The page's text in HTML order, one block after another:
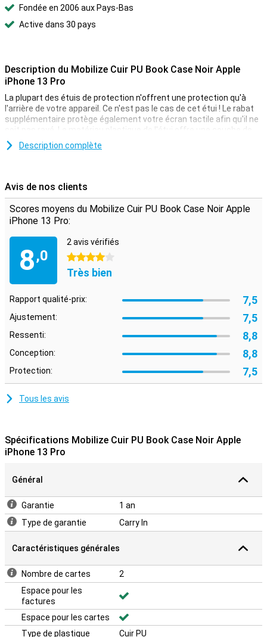
Fondée en 2006 aux Pays-Bas
Active dans 30 pays
Description du Mobilize Cuir PU Book Case Noir Apple
iPhone 13 Pro
La plupart des étuis de protection n'offrent une protection qu'à
l'arrière de votre appareil. Ce n'est pas le cas de cet étui ! Le rabat
supplémentaire protège également votre écran tactile afin qu'il ne
soit pas rayé. Le matériau plastique de l'étui offre une couche de
protection supplémentaire solide lorsque vous faites tomber votre
appareil de manière inattendue.
Vous préférez sortir en étant minimaliste ? Alors choisissez un
étui pour smartphone qui vous permet d'emporter des cartes et
des notes. De cette façon, vous avez tout à portée de main tout en
étant protégé de manière optimale.
Description complète
Avis de nos clients
Scores moyens du Mobilize Cuir PU Book Case Noir Apple
iPhone 13 Pro:
8,0
2 avis vérifiés
4 étoiles
Très bien
Rapport qualité-prix: 7,5
Ajustement: 7,5
Ressenti: 8,8
Conception: 8,8
Protection: 7,5
Tous les avis
Spécifications Mobilize Cuir PU Book Case Noir Apple
iPhone 13 Pro
Général
Garantie
1 an
Type de garantie
Carry In
Caractéristiques générales
Nombre de cartes
2
Espace pour les
factures
Espace pour les cartes
Type de plastique
Cuir PU